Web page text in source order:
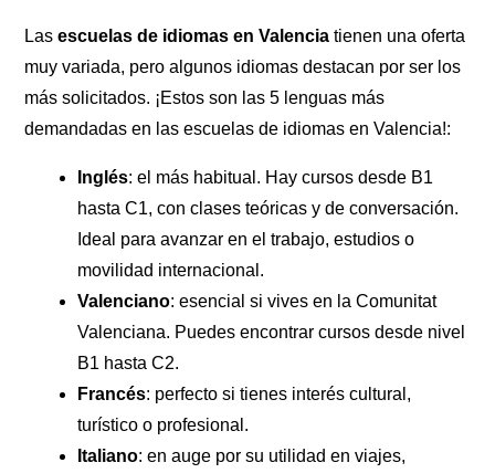
Lasescuelas de idiomas en Valencia tienen una oferta
muy variada, pero algunos idiomas destacan por ser los
más solicitados. ¡Estos son las 5 lenguas más
demandadas en las escuelas de idiomas en Valencia!:
Inglés: el más habitual. Hay cursos desde B1
hasta C1, con clases teóricas y de conversación.
Ideal para avanzar en el trabajo, estudios o
movilidad internacional.
Valenciano: esencial si vives en la Comunitat
Valenciana. Puedes encontrar cursos desde nivel
B1 hasta C2.
Francés: perfecto si tienes interés cultural,
turístico o profesional.
Italiano: en auge por su utilidad en viajes,